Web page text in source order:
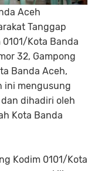
Aceh
Tanggap
0101/Kota Banda
32, Gampong
Banda Aceh,
ini mengusung
dan dihadiri oleh
Kota Banda
Kodim 0101/Kota